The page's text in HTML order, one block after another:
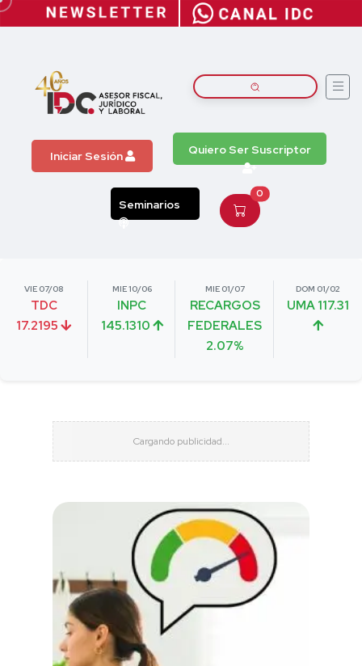
Iniciar Sesión Quiero Ser Suscriptor
Seminarios
0
VIE 07/08
TDC
17.2195
MIE 10/06
INPC
145.1310
MIE 01/07
RECARGOS
FEDERALES
2.07%
DOM 01/02
UMA 117.31